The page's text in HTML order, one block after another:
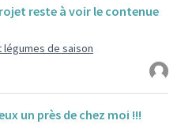
reste à voir le contenue
de saison
un près de chez moi !!!